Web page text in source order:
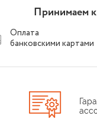
Принимаем
Оплата
банковскими картами